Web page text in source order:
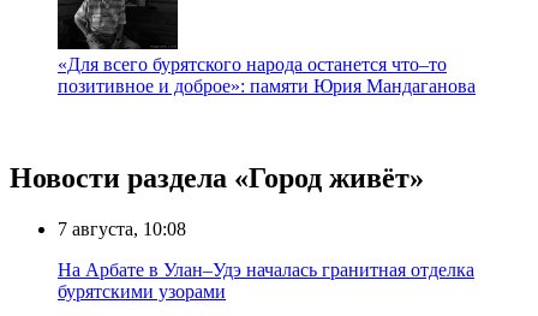
«Для всего бурятского народа останется что–то
позитивное и доброе»: памяти Юрия Мандаганова
Новости раздела «Город живёт»
7 августа, 10:08
На Арбате в Улан–Удэ началась гранитная отделка
бурятскими узорами